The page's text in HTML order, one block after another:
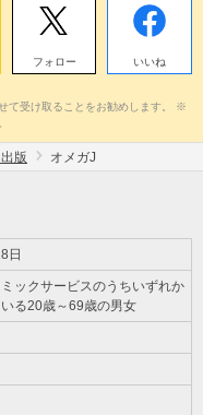
フォロー いいね
て受け取ることをお勧めします。 ※
版 オメガJ
日
ックサービスのうちいずれか
る20歳～69歳の男女